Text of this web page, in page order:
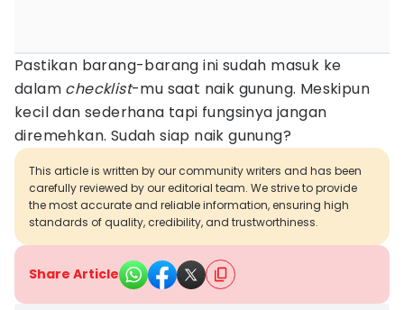
Pastikan barang-barang ini sudah masuk ke
dalam checklist-mu saat naik gunung. Meskipun
kecil dan sederhana tapi fungsinya jangan
diremehkan. Sudah siap naik gunung?
This article is written by our community writers and has been
carefully reviewed by our editorial team. We strive to provide
the most accurate and reliable information, ensuring high
standards of quality, credibility, and trustworthiness.
Share Article